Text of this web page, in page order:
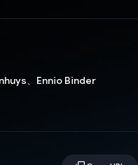
、Ennio Binder